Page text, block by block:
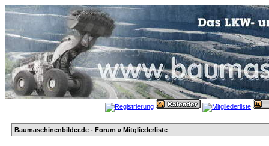
Baumaschinenbilder.de - Forum » Mitgliederliste